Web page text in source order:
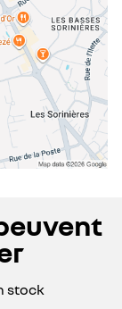
stock